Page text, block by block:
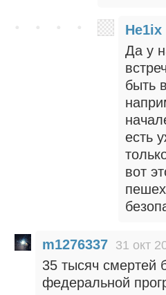
He1ix
Да у
быть
есть
вот
m1276337 31 окт
35 тысяч смертей
федеральной